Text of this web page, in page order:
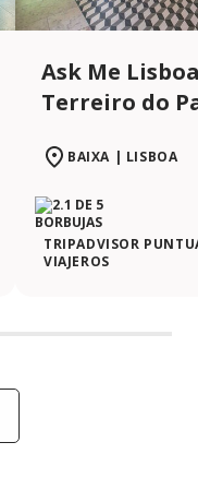
Ask Me
Terreiro do
BAIXA | LISBOA
TRIPADVISOR
VIAJEROS